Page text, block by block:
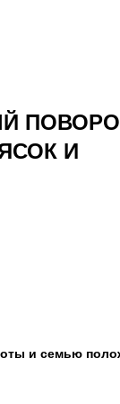
И
и семью